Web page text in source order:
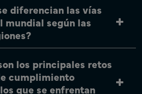
diferencian las vías
mundial según las
los principales retos
cumplimiento
que se enfrentan